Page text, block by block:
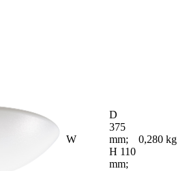
W
D
375
mm;
H 110
mm;
0,280 kg